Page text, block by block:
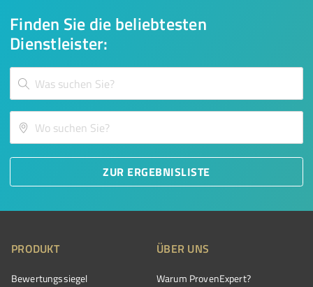
Finden Sie die beliebtesten
Dienstleister:
ZUR ERGEBNISLISTE
PRODUKT
Bewertungssiegel
ÜBER UNS
Warum ProvenExpert?